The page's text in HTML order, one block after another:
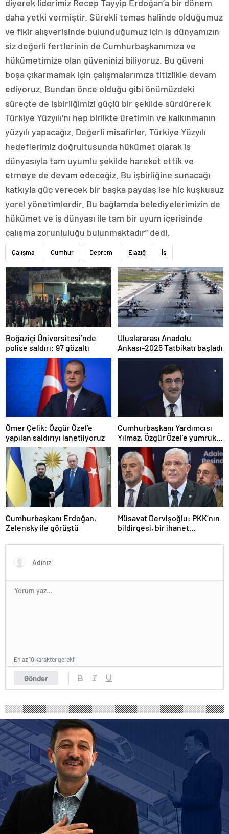
diyerek liderimiz Recep Tayyip Erdoğan’a bir dönem
daha yetki vermiştir. Sürekli temas halinde olduğumuz
ve fikir alışverişinde bulunduğumuz için iş dünyamızın
siz değerli fertlerinin de Cumhurbaşkanımıza ve
hükümetimize olan güveninizi biliyoruz. Bu güveni
boşa çıkarmamak için çalışmalarımıza titizlikle devam
ediyoruz. Bundan önce olduğu gibi önümüzdeki
süreçte de işbirliğimizi güçlü bir şekilde sürdürerek
Türkiye Yüzyılı’nı hep birlikte üretimin ve kalkınmanın
yüzyılı yapacağız. Değerli misafirler, Türkiye Yüzyılı
hedeflerimiz doğrultusunda hükümet olarak iş
dünyasıyla tam uyumlu şekilde hareket ettik ve
etmeye de devam edeceğiz. Bu işbirliğine sunacağı
katkıyla güç verecek bir başka paydaş ise hiç kuşkusuz
yerel yönetimlerdir. Bu bağlamda belediyelerimizin de
hükümet ve iş dünyası ile tam bir uyum içerisinde
çalışma zorunluluğu bulunmaktadır” dedi.
Çalışma Cumhur Deprem Elazığ İş
Boğaziçi Üniversitesi’nde
polise saldırı: 97 gözaltı
Uluslararası Anadolu
Ankası-2025 Tatbikatı başladı
Ömer Çelik: Özgür Özel’e
yapılan saldırıyı lanetliyoruz
Cumhurbaşkanı Yardımcısı
Yılmaz, Özgür Özel’e yumruklu
saldırıyı kınadı
Cumhurbaşkanı Erdoğan,
Zelensky ile görüştü
Müsavat Dervişoğlu: PKK’nın
bildirgesi, bir ihanet
Gönder
En az 10 karakter gerekli